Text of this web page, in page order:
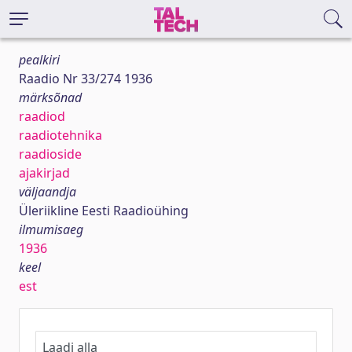
pealkiri
Raadio Nr 33/274 1936
märksõnad
raadiod
raadiotehnika
raadioside
ajakirjad
väljaandja
Üleriikline Eesti Raadioühing
ilmumisaeg
1936
keel
est
Laadi alla